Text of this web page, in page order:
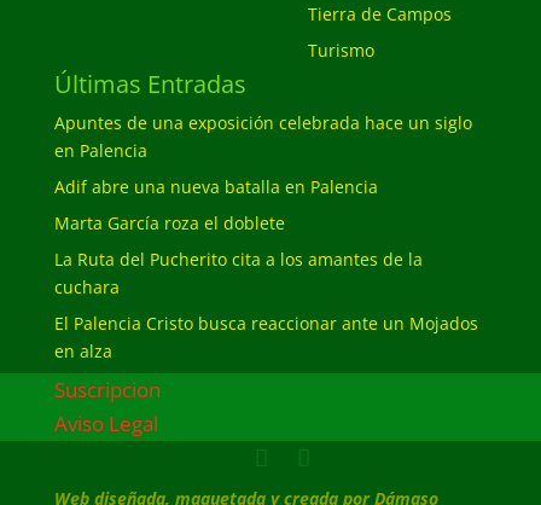
Tierra de Campos
Turismo
Últimas Entradas
Apuntes de una exposición celebrada hace un siglo
en Palencia
Adif abre una nueva batalla en Palencia
Marta García roza el doblete
La Ruta del Pucherito cita a los amantes de la
cuchara
El Palencia Cristo busca reaccionar ante un Mojados
en alza
Suscripcion
Aviso Legal
Web diseñada, maquetada y creada por Dámaso